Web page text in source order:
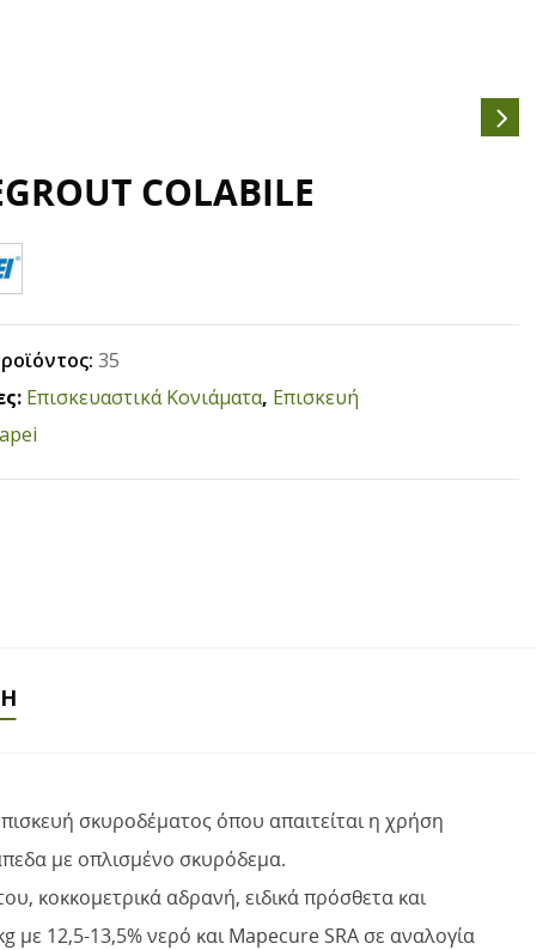
COLABILE
35
Επισκευαστικά Κονιάματα, Επισκευή
σκυροδέματος όπου απαιτείται η χρήση
με οπλισμένο σκυρόδεμα.
κοκκομετρικά αδρανή, ειδικά πρόσθετα και
με 12,5-13,5% νερό και Mapecure SRA σε αναλογία